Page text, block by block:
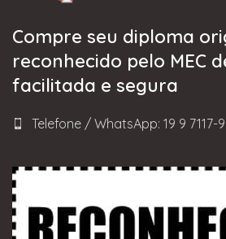
Compre seu diploma
reconhecido pelo MEC
facilitada e segura
Telefone / WhatsApp: 19 9 7117-